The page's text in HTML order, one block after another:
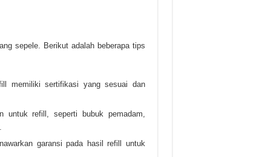
sepele. Berikut adalah beberapa tips
memiliki sertifikasi yang sesuai dan
untuk refill, seperti bubuk pemadam,
garansi pada hasil refill untuk